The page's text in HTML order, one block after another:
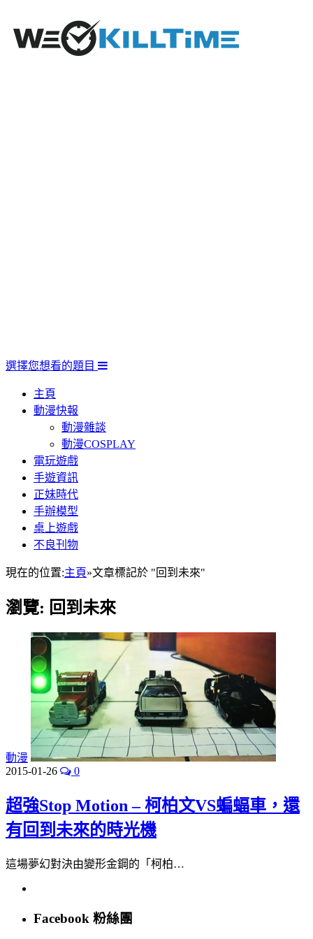
選擇您想看的題目
主頁
動漫快報
動漫雜談
動漫COSPLAY
電玩遊戲
手遊資訊
正妹時代
手辦模型
桌上遊戲
不良刊物
現在的位置:主頁»文章標記於 "回到未來"
瀏覽: 回到未來
動漫
2015-01-26
0
超強Stop Motion – 柯柏文VS蝙蝠車，還
有回到未來的時光機
這場夢幻對決由變形金鋼的「柯柏…
Facebook 粉絲團